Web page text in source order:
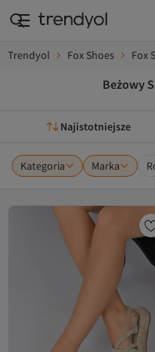
Trendyol Fox Shoes Fox
Beżowy
Najistotniejsze
Kategoria Marka